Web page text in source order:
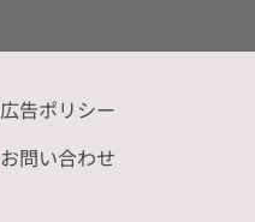
広告ポリシー
お問い合わせ